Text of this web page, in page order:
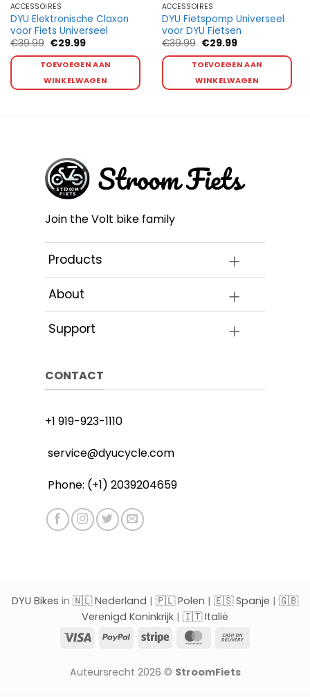
ACCESSOIRES
DYU Elektronische Claxon
voor Fiets Universeel
€39.99 Oorspronkelijke
was:
€39.99.
€29.99Huidige
is:
€29.99.
TOEVOEGEN AAN
WINKELWAGEN
ACCESSOIRES
DYU Fietspomp Universeel
voor DYU Fietsen
€39.99 Oorspronkelijke
was:
€39.99.
€29.99Huidige
is:
€29.99.
TOEVOEGEN AAN
WINKELWAGEN
Join the Volt bike family
Products
About
Support
CONTACT
+1 919-923-1110
service@dyucycle.com
Phone: (+1) 2039204659
DYU Bikes in 🇳🇱 Nederland | 🇵🇱 Polen | 🇪🇸 Spanje | 🇬🇧
Verenigd Koninkrijk | 🇮🇹 Italië
Visa
PayPal Stripe MasterCard
Auteursrecht 2026 © StroomFiets